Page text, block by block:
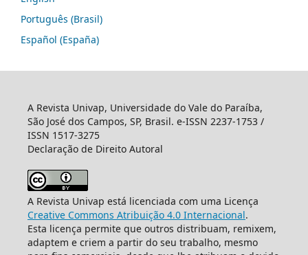
Português (Brasil)
Español (España)
A Revista Univap, Universidade do Vale do Paraíba,
São José dos Campos, SP, Brasil. e-ISSN 2237-1753 /
ISSN 1517-3275
Declaração de Direito Autoral
A Revista Univap está licenciada com uma Licença
Creative Commons Atribuição 4.0 Internacional.
Esta licença permite que outros distribuam, remixem,
adaptem e criem a partir do seu trabalho, mesmo